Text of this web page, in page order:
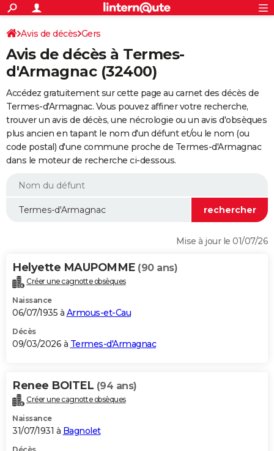
ACTUALITÉS
Politique
Société
Faits Divers
Education
Monde
Villes
+
SPORT
Coupe du monde 2026
Football
Tennis
Cyclisme
Rugby
Forum
CULTURE
FINANCE
Retraite
Impôts
Epargne
Immobilier
Risques naturels par ville
Banque
Assurance
Crédit
Essais
Réserver un essai
Citadines
Berlines
SUV
Forum auto
+
HIGH-TECH
Mobiles
Meilleur smartphone
Internet
Ordinateurs
Jeux vidéo
Guide high-tech
+
BRICOLAGE
Forum
Aménagement intérieur
Extérieur
Cuisine
Salle de bains
Jardinage
Rangement
WEEK-END
Guides de France
Escapades
Patrimoine
Expositions
Musées
Week-end nature
LIFESTYLE
Alimentation
Guide de la santé
Maladies
Médicaments
Sommeil
VOYAGE
Destinations
City break
Voyage nature
Voyage de noces
Forum
Climat
+PHOTO
GUIDES D'ACHAT
BONS PLANS
Carte de Noël
Carte Bonne année
Carte Saint-Valentin
Carte Pâques
Carte d'anniversaire
DICTIONNAIRE
PROGRAMME TV
COPAINS D'AVANT
Avis de décès Gers
Avis de décès à Termes-
d'Armagnac (32400)
Accédez gratuitement sur cette page au carnet des décès de
Termes-d'Armagnac. Vous pouvez affiner votre recherche,
trouver un avis de décès, une nécrologie ou un avis d'obsèques
plus ancien en tapant le nom d'un défunt et/ou le nom (ou
code postal) d'une commune proche de Termes-d'Armagnac
dans le moteur de recherche ci-dessous.
Mise à jour le 01/07/26
Helyette MAUPOMME (90 ans)
Créer une cagnotte obsèques
Naissance
06/07/1935 à Armous-et-Cau
Décès
09/03/2026 à Termes-d'Armagnac
Renee BOITEL (94 ans)
Créer une cagnotte obsèques
Naissance
31/07/1931 à Bagnolet